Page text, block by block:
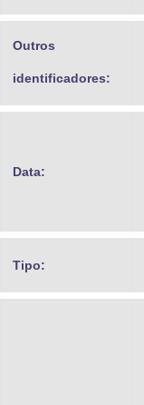
Outros
identificadores:
Data:
Tipo: